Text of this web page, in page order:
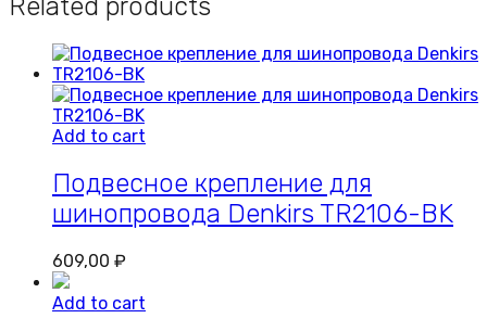
Related products
Add to cart
Подвесное крепление для
шинопровода Denkirs TR2106-BK
609,00 ₽
Add to cart